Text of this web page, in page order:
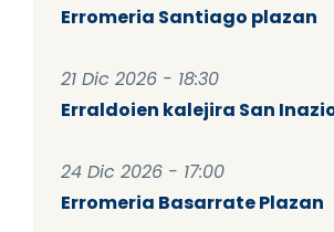
Erromeria Santiago plazan
21 Dic 2026 - 18:30
Erraldoien kalejira San
24 Dic 2026 - 17:00
Erromeria Basarrate Plazan